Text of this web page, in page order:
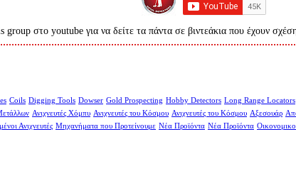
στο youtube για να δείτε τα πάντα σε βιντεάκια που έχουν
Coils Digging Tools Dowser Gold Prospecting Hobby Detectors Long Range Locators
Ανιχνευτές Χόμπυ Ανιχνευτές του Κόσμου Ανιχνευτές του Κόσμου Αξεσουάρ
Ανιχνευτές Μηχανήματα που Προτείνουμε Νέα Προϊόντα Νέα Προϊόντα